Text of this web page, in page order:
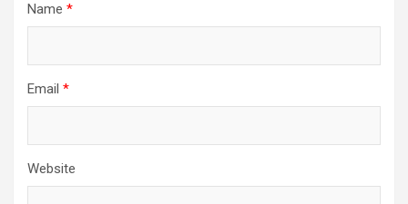
Name *
Email *
Website